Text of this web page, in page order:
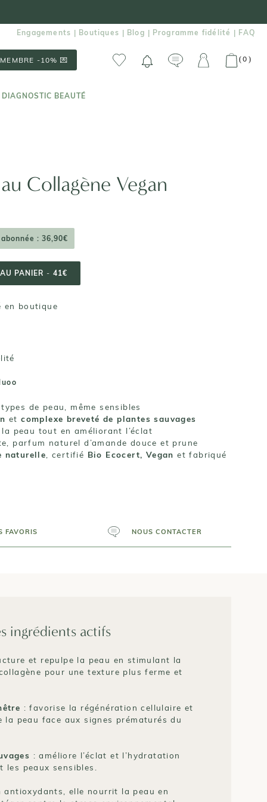
Engagements | Boutiques | Blog | Programme fidélité | FAQ
DIAGNOSTIC BEAUTÉ
-10% 💌 (0 )
Collagène Vegan
: 36,90€
PANIER - 41€
en boutique
de peau, même sensibles
etcomplexe breveté de plantes sauvages
peau tout en améliorant l’éclat
parfum naturel d’amande douce et prune
naturelle , certifié Bio Ecocert, Vegan et fabriqué
FAVORIS NOUS CONTACTER
ingrédients actifs
et repulpe la peau en stimulant la
pour une texture plus ferme et
: favorise la régénération cellulaire et
la peau face aux signes prématurés du
: améliore l’éclat et l’hydratation
peaux sensibles.
antioxydants, elle nourrit la peau en